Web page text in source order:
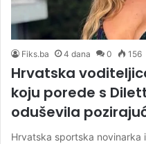
Fiks.ba 4 dana 0 156
Hrvatska
koju porede s
oduševila
Hrvatska sportska novinarka